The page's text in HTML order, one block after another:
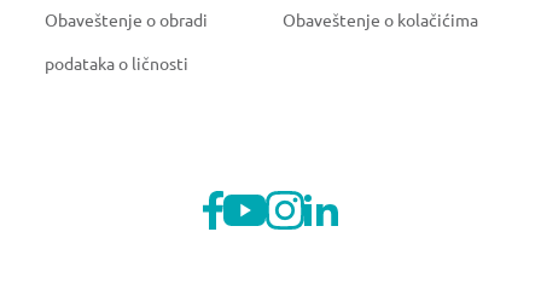
Obaveštenje o obradi
podataka o ličnosti
Obaveštenje o kolačićima